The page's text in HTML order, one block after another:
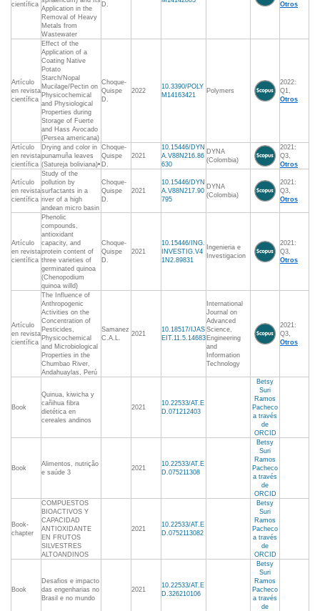
científica
Application in the
Removal of Heavy
Metals from
Wastewater
D. Otros
Artículo
en revista
científica
Effect of the
Application of a
Coating Native
Potato
Starch/Nopal
Mucilage/Pectin on
Physicochemical
and Physiological
Properties during
Storage of Fuerte
and Hass Avocado
(Persea americana)
Choque-
Quispe
D.
2022
10.3390/POLY
M14163421
Polymers
2022:
Q1,
Otros
Artículo
en revista
científica
Drying and color in
punamuña leaves
(Satureja boliviana)•
Choque-
Quispe
D.
2021
10.15446/DYN
A.V88N216.86
630
DYNA
(Colombia)
2021:
Q3,
Otros
Artículo
en revista
científica
Study of the
pollution by
surfactants in a
river of a high
andean micro basin
Choque-
Quispe
D.
2021
10.15446/DYN
A.V88N217.90
795
DYNA
(Colombia)
2021:
Q3,
Otros
Artículo
en revista
científica
Phenolic
compounds,
antioxidant
capacity, and
protein content of
three varieties of
germinated quinoa
(Chenopodium
quinoa willd)
Choque-
Quispe
D.
2021
10.15446/ING.
INVESTIG.V4
1N2.89831
Ingenieria e
Investigacion
2021:
Q3,
Otros
Artículo
en revista
científica
The Influence of
Anthropogenic
Activities on the
Concentration of
Pesticides,
Physicochemical
and Microbiological
Properties in the
Chumbao River,
Andahuaylas, Perú
Samanez
C.A.L.
2021
10.18517/IJAS
EIT.11.5.14683
International
Journal on
Advanced
Science,
Engineering
and
Information
Technology
2021:
Q3,
Otros
Book
Quinua, kiwicha y
cañihua fibra
dietética en
cereales andinos
2021
10.22533/AT.E
D.071212403
Betsy
Suri
Ramos
Pacheco
a través
de
ORCID
Book
Alimentos, nutrição
e saúde 3
2021
10.22533/AT.E
D.075211308
Betsy
Suri
Ramos
Pacheco
a través
de
ORCID
Book-
chapter
COMPUESTOS
BIOACTIVOS Y
CAPACIDAD
ANTIOXIDANTE
EN FRUTOS
SILVESTRES
ALTOANDINOS
2021
10.22533/AT.E
D.0752113082
Betsy
Suri
Ramos
Pacheco
a través
de
ORCID
Book
Desafios e impacto
das engenharias no
Brasil e no mundo
2021
10.22533/AT.E
D.326210106
Betsy
Suri
Ramos
Pacheco
a través
de